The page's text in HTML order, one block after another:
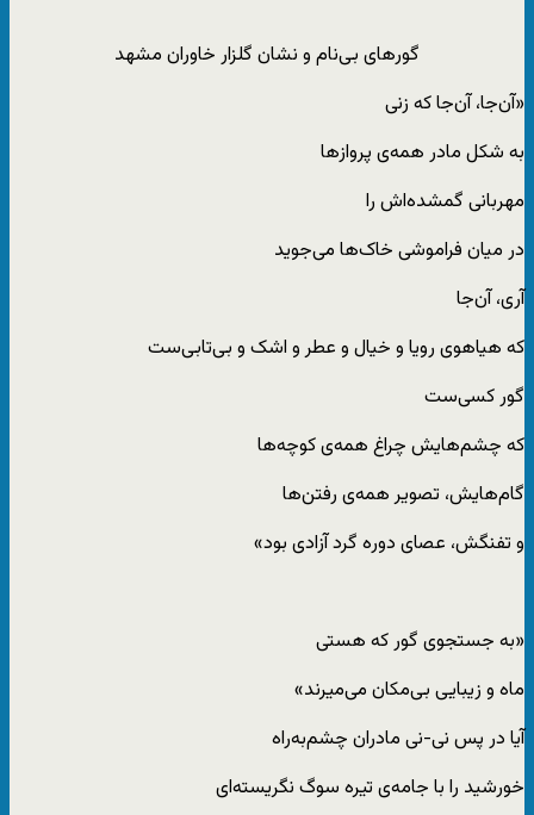
گورهای بی‌نام و نشان گلزار خاوران مشهد
«آن‌جا، آن‌جا که زنی
به شکل مادر همه‌ی پروازها
مهربانی گمشده‌اش را
در میان فراموشی خاک‌ها می‌جوید
آری، آن‌جا
که هیاهوی رویا و خیال و عطر و اشک و بی‌تابی‌ست
گور کسی‌ست
که چشم‌هایش چراغ همه‌ی کوچه‌ها
گام‌هایش، تصویر همه‌ی رفتن‌ها
و تفنگش، عصای دوره گرد آزادی بود»
«به جستجوی گور که هستی
ماه و زیبایی بی‌مکان می‌میرند»
آیا در پس نی-نی مادران چشم‌به‌راه
خورشید را با جامه‌ی تیره سوگ نگریسته‌ای